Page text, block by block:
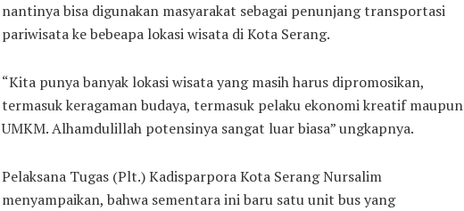
nantinya bisa digunakan masyarakat sebagai penunjang transportasi
pariwisata ke bebeapa lokasi wisata di Kota Serang.
“Kita punya banyak lokasi wisata yang masih harus dipromosikan,
termasuk keragaman budaya, termasuk pelaku ekonomi kreatif maupun
UMKM. Alhamdulillah potensinya sangat luar biasa” ungkapnya.
Pelaksana Tugas (Plt.) Kadisparpora Kota Serang Nursalim
menyampaikan, bahwa sementara ini baru satu unit bus yang